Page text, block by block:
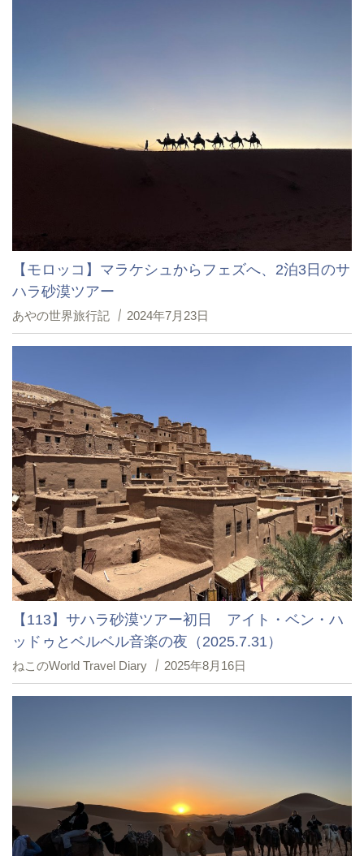
【モロッコ】マラケシュからフェズへ、2泊3日のサ
ハラ砂漠ツアー
あやの世界旅行記 2024年7月23日
【113】サハラ砂漠ツアー初日 アイト・ベン・ハ
ッドゥとベルベル音楽の夜（2025.7.31）
ねこのWorld Travel Diary 2025年8月16日